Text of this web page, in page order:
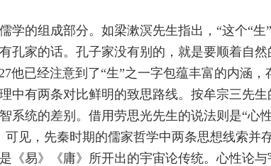
学的组成部分。如梁漱溟先生指出，“这个“生
孔家的话。孔子家没有别的，就是要顺着自然
他已经注意到了“生”之一字包蕴丰富的内涵，
中有两条对比鲜明的致思路线。按牟宗三先生
系统的差别。借用劳思光先生的说法则是“心
可见，先秦时期的儒家哲学中两条思想线索并
《易》《庸》所开出的宇宙论传统。心性论与